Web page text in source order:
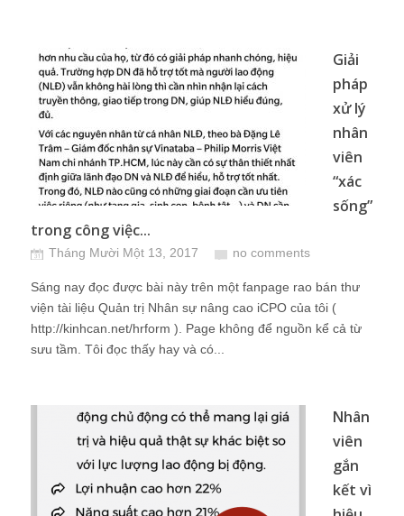
Giải
pháp
xử lý
nhân
viên
“xác
sống”
trong công việc...
Tháng Mười Một 13, 2017 no comments
Sáng nay đọc được bài này trên một fanpage rao bán thư
viện tài liệu Quản trị Nhân sự nâng cao iCPO của tôi (
http://kinhcan.net/hrform ). Page không để nguồn kể cả từ
sưu tầm. Tôi đọc thấy hay và có...
Nhân
viên
gắn
kết vì